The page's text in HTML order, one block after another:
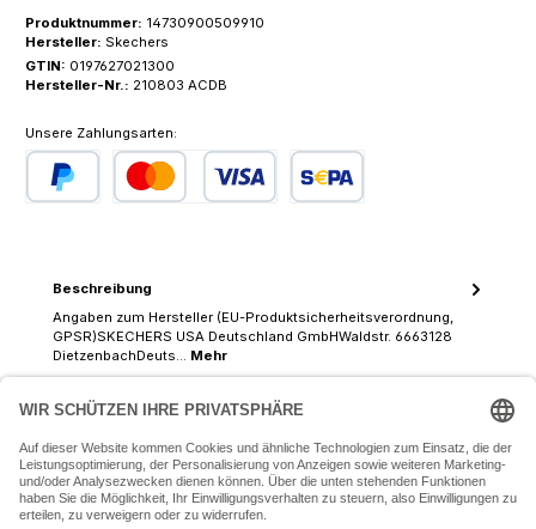
Produktnummer: 14730900509910
Hersteller: Skechers
GTIN: 0197627021300
Hersteller-Nr.: 210803 ACDB
Unsere Zahlungsarten:
Beschreibung
Angaben zum Hersteller (EU-Produktsicherheitsverordnung,
GPSR)SKECHERS USA Deutschland GmbHWaldstr. 6663128
DietzenbachDeuts… Mehr
07243 54050 (Mo-Fr: 9.30 - 18:30 Uhr Sa: 9:30 - 16 Uhr)
SERVICE-HOTLINE